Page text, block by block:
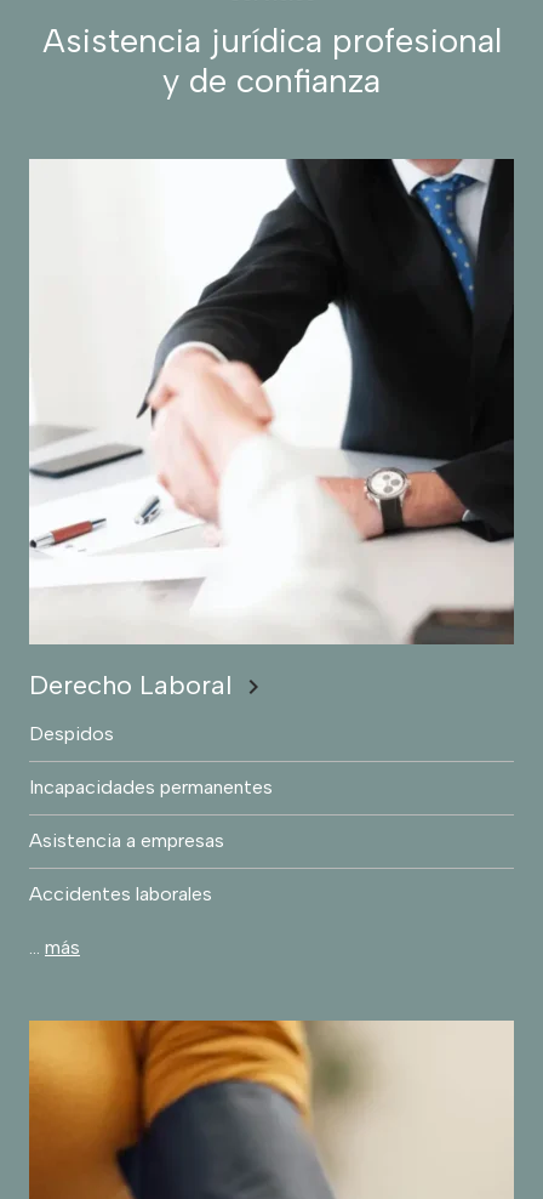
Asistencia jurídica profesional
y de confianza
Derecho Laboral chevron_right
Despidos
Incapacidades permanentes
Asistencia a empresas
Accidentes laborales
… más